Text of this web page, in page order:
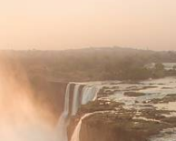
Dormir sous la tente avec
taxi, pagayer au cœur d'un
11 jours, de 7000 à 9300 €